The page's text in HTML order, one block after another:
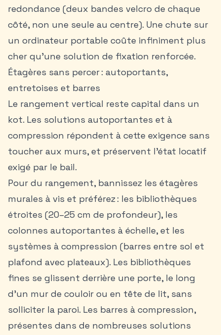
redondance (deux bandes velcro de chaque
côté, non une seule au centre). Une chute sur
un ordinateur portable coûte infiniment plus
cher qu’une solution de fixation renforcée.
Étagères sans percer : autoportants,
entretoises et barres
Le rangement vertical reste capital dans un
kot. Les solutions autoportantes et à
compression répondent à cette exigence sans
toucher aux murs, et préservent l’état locatif
exigé par le bail.
Pour du rangement, bannissez les étagères
murales à vis et préférez : les bibliothèques
étroites (20–25 cm de profondeur), les
colonnes autoportantes à échelle, et les
systèmes à compression (barres entre sol et
plafond avec plateaux). Les bibliothèques
fines se glissent derrière une porte, le long
d’un mur de couloir ou en tête de lit, sans
solliciter la paroi. Les barres à compression,
présentes dans de nombreuses solutions